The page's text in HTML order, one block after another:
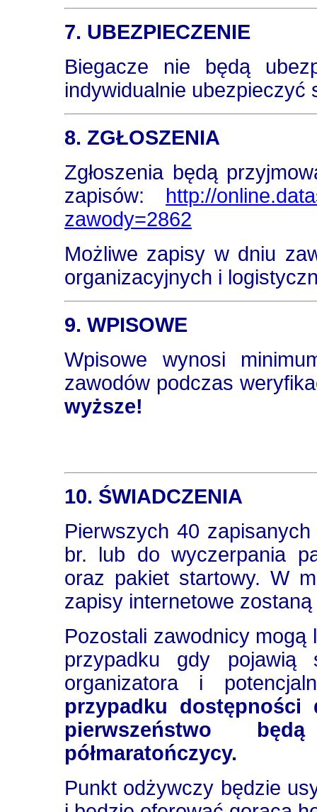
7. UBEZPIECZENIE
Biegacze nie będą
indywidualnie ubezpieczyć
8. ZGŁOSZENIA
Zgłoszenia będą
zapisów:
http://
zawody=2862
Możliwe zapisy w dniu
organizacyjnych i
9. WPISOWE
Wpisowe wynosi
zawodów podczas
wyższe!
10. ŚWIADCZENIA
Pierwszych 40
br. lub do wyczerpania
oraz pakiet startowy. W
zapisy internetowe
Pozostali zawodnicy
przypadku gdy
organizatora i
przypadku dostępności
pierwszeństwo
półmaratończycy.
Punkt odżywczy będzie